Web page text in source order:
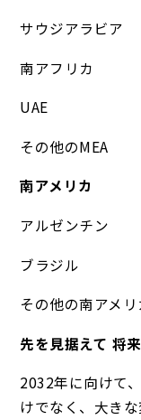
サウジアラビア
南アフリカ
UAE
その他のMEA
南アメリカ
アルゼンチン
ブラジル
その他の南アメリ
先を見据えて 将
2032年に向けて
けでなく、大き